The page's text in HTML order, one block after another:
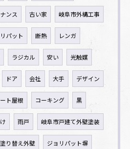
ンス 古い家 岐阜市外構工事
パット 断熱 レンガ
ラジカル 安い 光触媒
ドア 会社 大手 デザイン
ト屋根 コーキング 黒
雨戸 岐阜市戸建て外壁塗装
り替え外壁 ジョリパット塀